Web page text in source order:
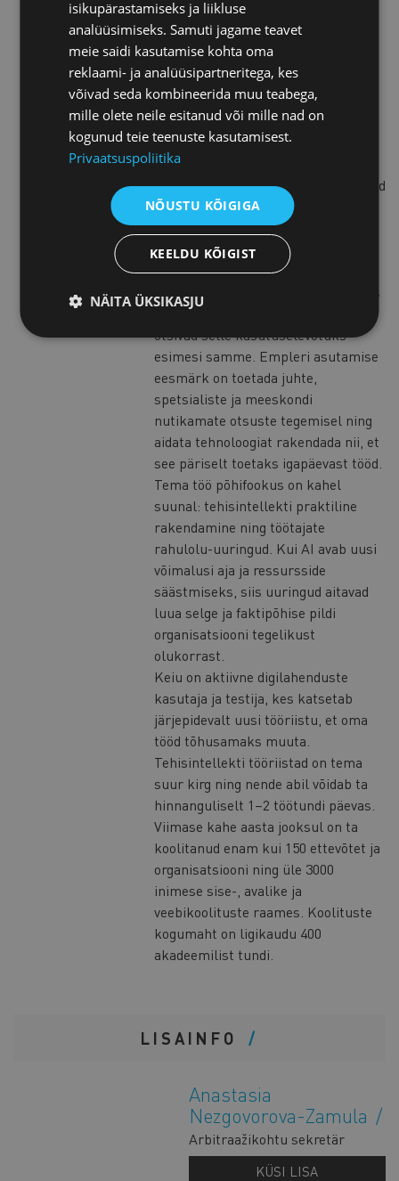
Üle 15 aasta on ta tegutsenud
erinevates personalitöö ja HR-
valdkonna rollides – alustades
värbajast ning jõudes
personaliagentuuri tegevjuhi ja
koolitaja ametiteni. See kogemus on
andnud talle laia vaate
organisatsioonide toimimisele ning
sellele, kuidas digilahendused saavad
inimeste tööd tõhusamaks ja
sujuvamaks muuta.
2023. aastal asus ta ettevõtjaks,
nähes, kuidas tehisintellekt hakkab
töömaailma kiiresti muutma, samas
kui paljud organisatsioonid alles
otsivad selle kasutuselevõtuks
esimesi samme. Empleri asutamise
eesmärk on toetada juhte,
spetsialiste ja meeskondi
nutikamate otsuste tegemisel ning
aidata tehnoloogiat rakendada nii, et
see päriselt toetaks igapäevast tööd.
Tema töö põhifookus on kahel
suunal: tehisintellekti praktiline
rakendamine ning töötajate
rahulolu-uuringud. Kui AI avab uusi
võimalusi aja ja ressursside
säästmiseks, siis uuringud aitavad
luua selge ja faktipõhise pildi
organisatsiooni tegelikust
olukorrast.
Keiu on aktiivne digilahenduste
kasutaja ja testija, kes katsetab
järjepidevalt uusi tööriistu, et oma
tööd tõhusamaks muuta.
Tehisintellekti tööriistad on tema
suur kirg ning nende abil võidab ta
hinnanguliselt 1–2 töötundi päevas.
Viimase kahe aasta jooksul on ta
koolitanud enam kui 150 ettevõtet ja
organisatsiooni ning üle 3000
inimese sise-, avalike ja
veebikoolituste raames. Koolituste
kogumaht on ligikaudu 400
akadeemilist tundi.
LISAINFO
Anastasia
Nezgovorova-Zamula
Arbitraažikohtu sekretär
KÜSI LISA
isikupärastamiseks ja liikluse
analüüsimiseks. Samuti jagame teavet
meie saidi kasutamise kohta oma
reklaami- ja analüüsipartneritega, kes
võivad seda kombineerida muu teabega,
mille olete neile esitanud või mille nad on
kogunud teie teenuste kasutamisest.
Privaatsuspoliitika
NÕUSTU KÕIGIGA
KEELDU KÕIGIST
NÄITA ÜKSIKASJU